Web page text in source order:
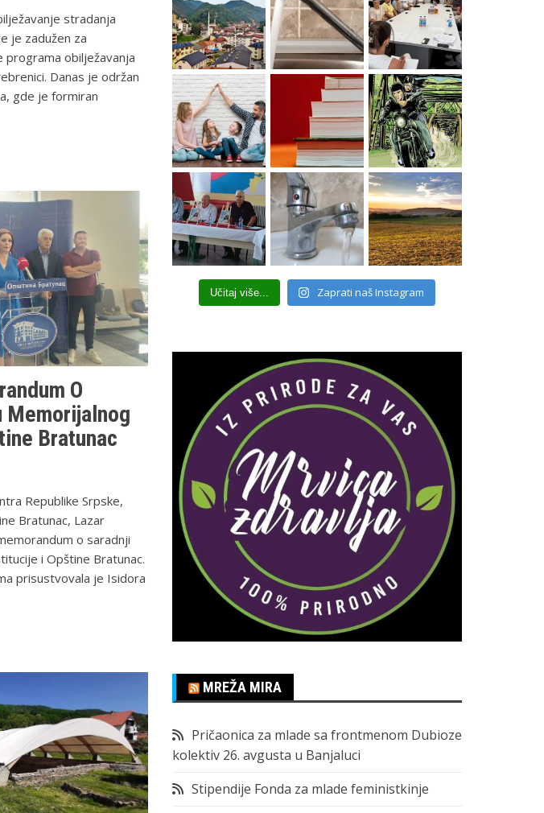
stradanja
je zadužen za
programa obilježavanja
Danas je održan
gde je formiran
O
Memorijalnog
Bratunac
Republike Srpske,
Bratunac, Lazar
o saradnji
i Opštine Bratunac.
prisustvovala je Isidora
Učitaj više... Zaprati naš Instagram
MREŽA MIRA
Pričaonica za mlade sa frontmenom Dubioze
kolektiv 26. avgusta u Banjaluci
Stipendije Fonda za mlade feministkinje